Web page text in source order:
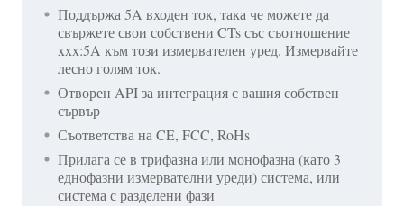
Поддържа 5A входен ток, така че можете да
свържете свои собствени CTs със съотношение
xxx:5A към този измервателен уред. Измервайте
лесно голям ток.
Отворен API за интеграция с вашия собствен
сървър
Съответства на CE, FCC, RoHs
Прилага се в трифазна или монофазна (като 3
еднофазни измервателни уреди) система, или
система с разделени фази